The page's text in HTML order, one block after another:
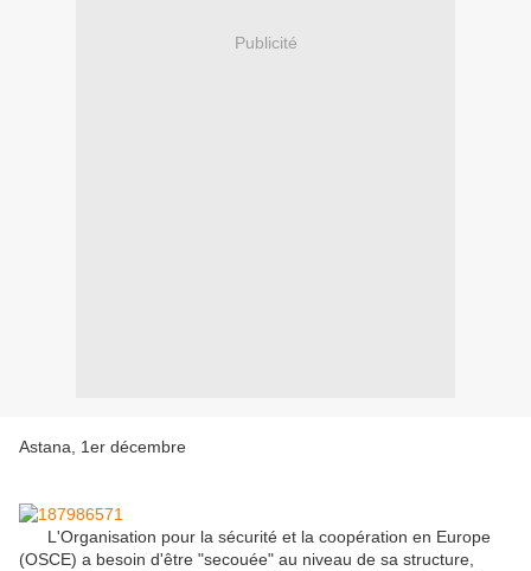
Publicité
Astana, 1er décembre
L'Organisation pour la sécurité et la coopération en Europe
(OSCE) a besoin d'être "secouée" au niveau de sa structure,